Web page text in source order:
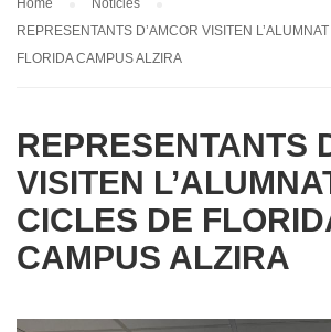
Home
Notícies
REPRESENTANTS D’AMCOR VISITEN
FLORIDA CAMPUS ALZIRA
REPRESENTANTS
VISITEN
CICLES DE
CAMPUS ALZIRA